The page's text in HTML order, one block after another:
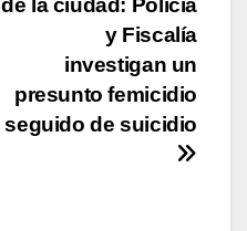
de la ciudad: Policía
y Fiscalía
investigan un
presunto femicidio
seguido de suicidio